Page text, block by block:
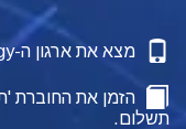
מצא את ארגון ה-Scientology הקרוב אליך
הזמן את החוברת
תשלום.